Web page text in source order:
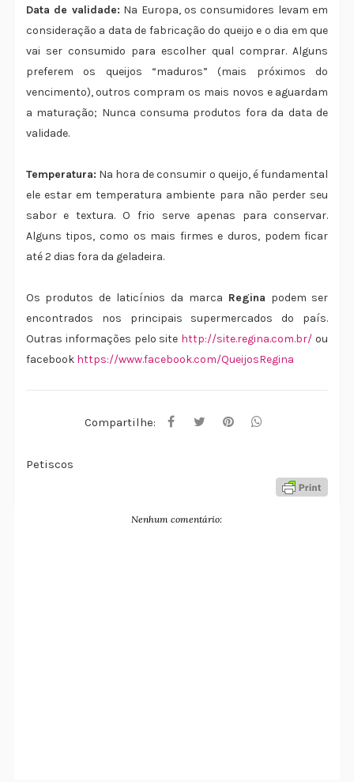
Data de validade: Na Europa, os consumidores levam em
consideração a data de fabricação do queijo e o dia em que
vai ser consumido para escolher qual comprar. Alguns
preferem os queijos “maduros” (mais próximos do
vencimento), outros compram os mais novos e aguardam
a maturação; Nunca consuma produtos fora da data de
validade.
Temperatura: Na hora de consumir o queijo, é fundamental
ele estar em temperatura ambiente para não perder seu
sabor e textura. O frio serve apenas para conservar.
Alguns tipos, como os mais firmes e duros, podem ficar
até 2 dias fora da geladeira.
Os produtos de laticínios da marca Regina podem ser
encontrados nos principais supermercados do país.
Outras informações pelo site http://site.regina.com.br/ ou
facebook https://www.facebook.com/QueijosRegina
Compartilhe:
Petiscos
Nenhum comentário: